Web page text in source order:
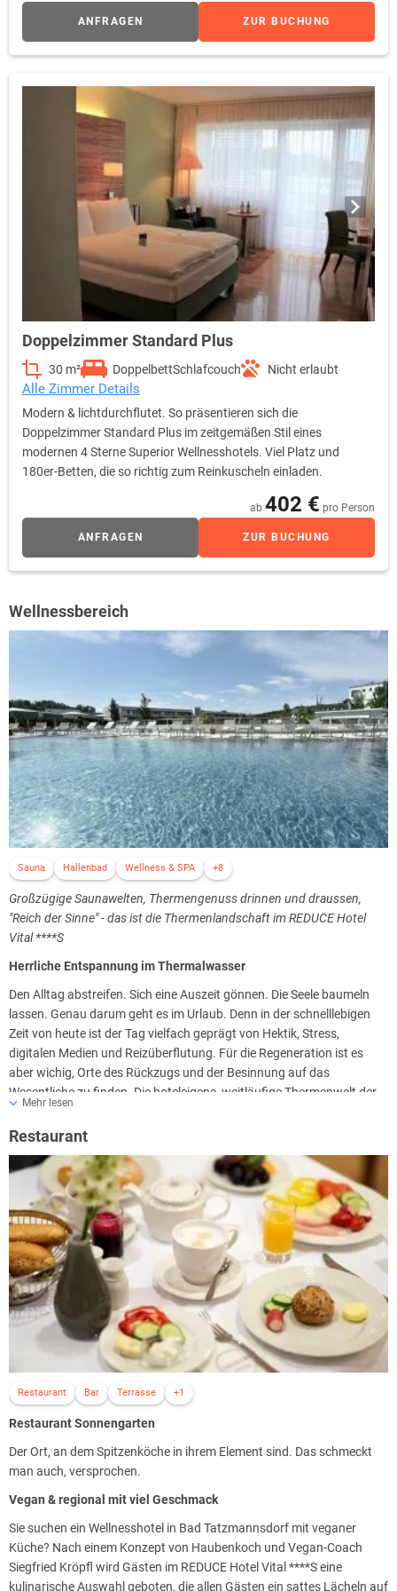
ANFRAGEN ZUR BUCHUNG
Doppelzimmer Standard Plus
30 m² DoppelbettSchlafcouch Nicht erlaubt
Alle Zimmer Details
Modern & lichtdurchflutet. So präsentieren sich die
Doppelzimmer Standard Plus im zeitgemäßen Stil eines
modernen 4 Sterne Superior Wellnesshotels. Viel Platz und
180er-Betten, die so richtig zum Reinkuscheln einladen.
ab 402 € pro Person
ANFRAGEN ZUR BUCHUNG
Wellnessbereich
Sauna Hallenbad Wellness & SPA +8
Großzügige Saunawelten, Thermengenuss drinnen und draussen,
"Reich der Sinne" - das ist die Thermenlandschaft im REDUCE Hotel
Vital ****S
Herrliche Entspannung im Thermalwasser
Den Alltag abstreifen. Sich eine Auszeit gönnen. Die Seele baumeln
lassen. Genau darum geht es im Urlaub. Denn in der schnelllebigen
Zeit von heute ist der Tag vielfach geprägt von Hektik, Stress,
digitalen Medien und Reizüberflutung. Für die Regeneration ist es
aber wichig, Orte des Rückzugs und der Besinnung auf das
Wesentliche zu finden. Die hoteleigene, weitläufige Thermenwelt der
Erleben Sie ungestörte Badefreuden im REDUCE Hotel Vital ****S
Entspannung hin und genießen Sie wohlig warmes Thermalwasser.
Thermenlandschaft im REDUCE Hotel Vital
Wärme, tiefe Entspannung und Regeneration. Tauchen Sie ein in groß
dimensionierte Pools mit Thermalwasser und lassen Sie sich sanft
umschmeicheln. Die bequemen Relax-Liegen, Strandkörbe und
Kuschelnester in der Therme lassen schnell entspannenden
Thermengenuss aufkommen.
Thermen-Innenpool mit wohltemperiertem Thermalwasser. Thermen-
Außenpool ausgestattet mit Massagebänken und gesäumt von einer
großzügigen Liegeterasse mit Liegewiese. Entdecken Sie puren
Thermengenuss - auch an verregneten Urlaubstagen.
Whirlpool im Innenbereich. Anregend und regenerierend.
Das Reich der Sinne
Inspirierender Thermengenuss: Das „Reich der Sinne“ ist eine
hoteleigene Thermen-, Sauna- und Sinneswelt auf 2000 m² mit
großzügigen Liegewiese.
Freuen Sie sich ebenso auf eine finnischen Sauna, ein Sudatorium,
eine Kräutersauna, ein Laconicum, eine Damensauna, ein Tepidarium,
Mehr lesen
Restaurant
Restaurant Bar Terrasse +1
Restaurant Sonnengarten
Der Ort, an dem Spitzenköche in ihrem Element sind. Das schmeckt
man auch, versprochen.
Vegan & regional mit viel Geschmack
Sie suchen ein Wellnesshotel in Bad Tatzmannsdorf mit veganer
Küche? Nach einem Konzept von Haubenkoch und Vegan-Coach
Siegfried Kröpfl wird Gästen im REDUCE Hotel Vital ****S eine
kulinarische Auswahl geboten, die allen Gästen ein sattes Lächeln auf